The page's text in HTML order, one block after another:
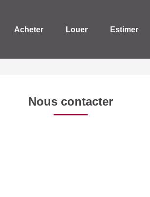
Acheter Louer Estimer
Nous contacter